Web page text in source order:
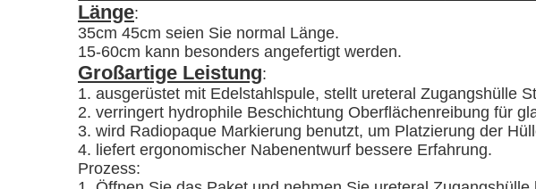
Länge:
35cm 45cm seien Sie normal Länge.
15-60cm kann besonders angefertigt werden.
Großartige Leistung:
1. ausgerüstet mit Edelstahlspule, stellt ureteral Zugangshülle
2. verringert hydrophile Beschichtung Oberflächenreibung für
3. wird Radiopaque Markierung benutzt, um Platzierung der
4. liefert ergonomischer Nabenentwurf bessere Erfahrung.
Prozess: